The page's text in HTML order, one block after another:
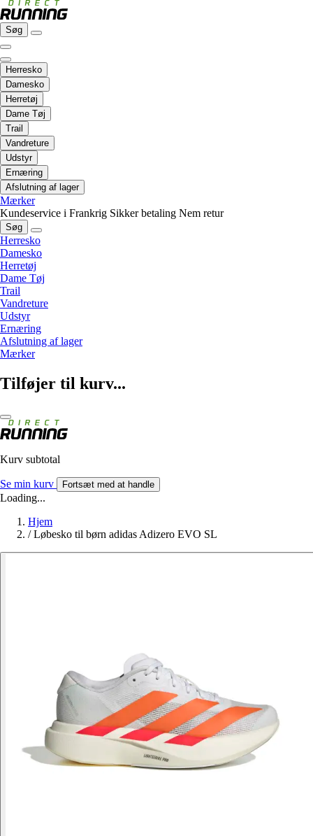
Søg
Herresko
Damesko
Herretøj
Dame Tøj
Trail
Vandreture
Udstyr
Ernæring
Afslutning af lager
Mærker
Kundeservice i Frankrig Sikker betaling Nem retur
Søg
Herresko
Damesko
Herretøj
Dame Tøj
Trail
Vandreture
Udstyr
Ernæring
Afslutning af lager
Mærker
Tilføjer til kurv...
Kurv subtotal
Se min kurv Fortsæt med at handle
Loading...
Hjem
/ Løbesko til børn adidas Adizero EVO SL